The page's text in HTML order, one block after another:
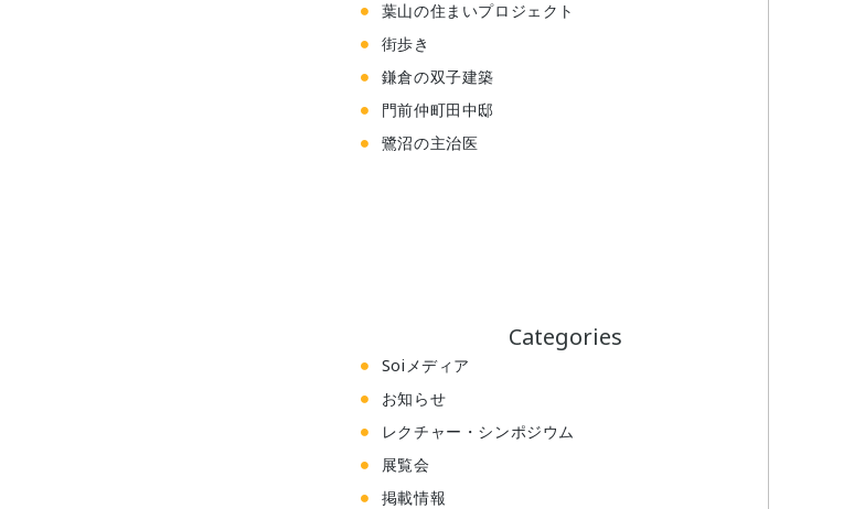
葉山の住まいプロジェクト
街歩き
鎌倉の双子建築
門前仲町田中邸
鷺沼の主治医
Categories
Soiメディア
お知らせ
レクチャー・シンポジウム
展覧会
掲載情報